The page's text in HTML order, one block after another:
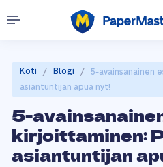
Koti / Blogi /
5-avainsanainen
asiantuntijan apua nyt!
5-
kirjoittaminen:
asiantuntijan